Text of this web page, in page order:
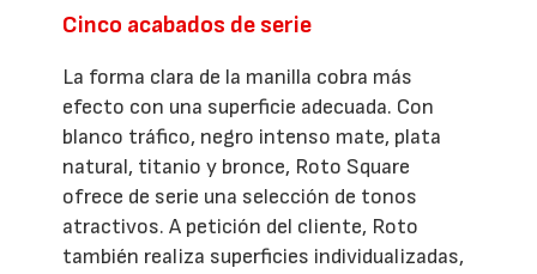
Cinco acabados de serie
La forma clara de la manilla cobra más
efecto con una superficie adecuada. Con
blanco tráfico, negro intenso mate, plata
natural, titanio y bronce, Roto Square
ofrece de serie una selección de tonos
atractivos. A petición del cliente, Roto
también realiza superficies individualizadas,